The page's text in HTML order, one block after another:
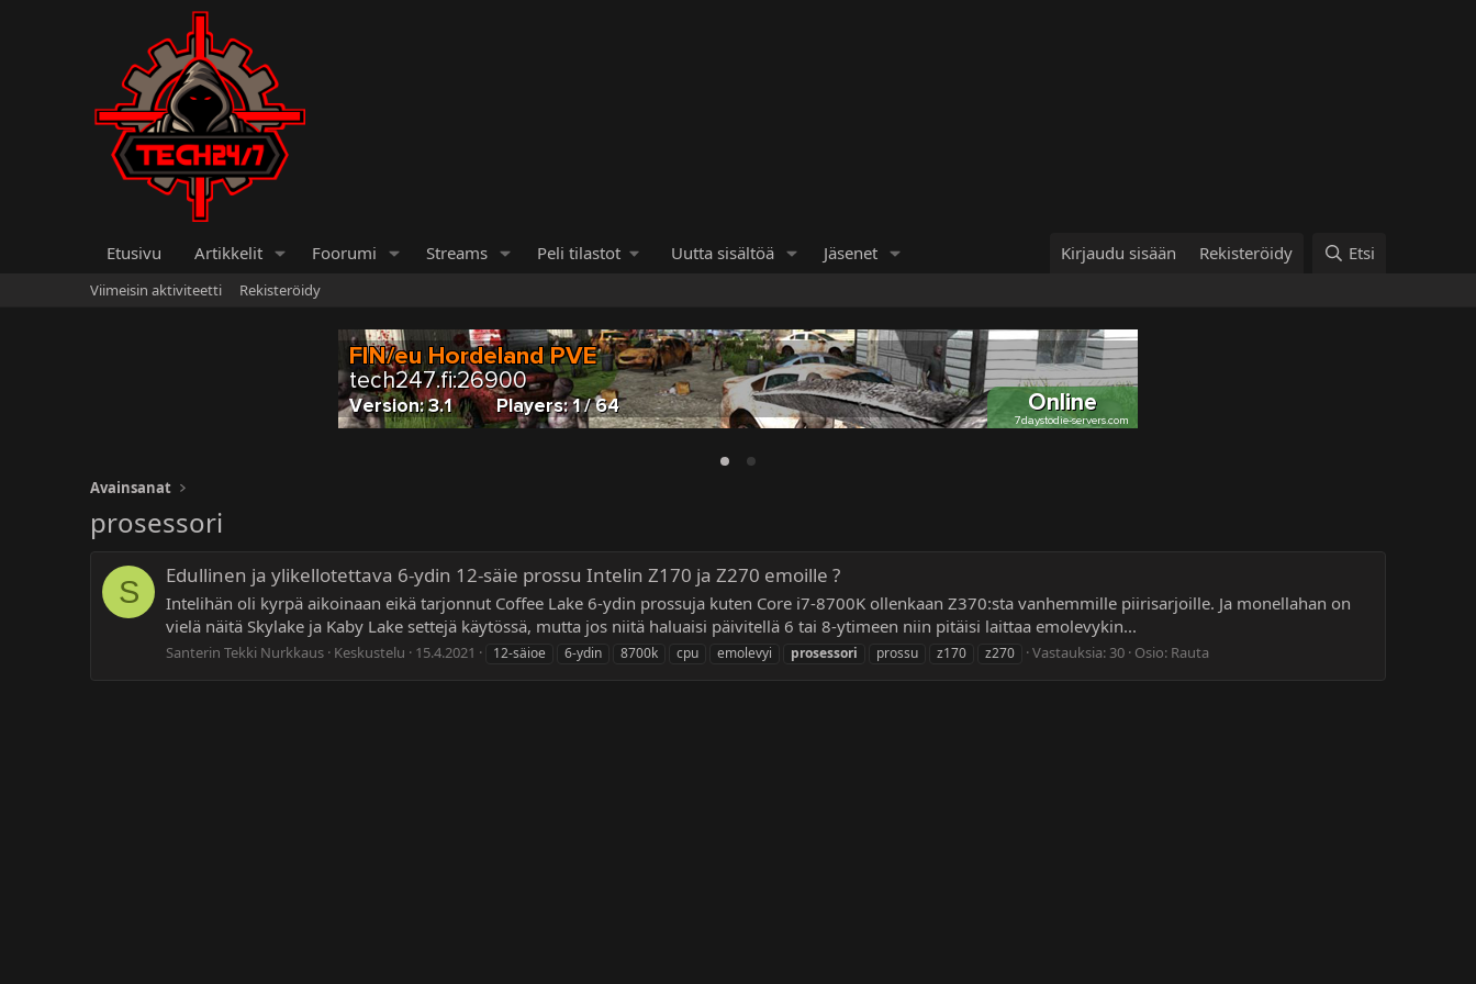
Etusivu Artikkelit Foorumi Streams Peli tilastot Uutta sisältöä Jäsenet Kirjaudu sisään Rekisteröidy Etsi
Viimeisin aktiviteetti Rekisteröidy
Avainsanat
prosessori
S Edullinen ja ylikellotettava 6-ydin 12-säie prossu Intelin Z170 ja Z270 emoille ?
Intelihän oli kyrpä aikoinaan eikä tarjonnut Coffee Lake 6-ydin prossuja kuten Core i7-8700K ollenkaan Z370:sta vanhemmille piirisarjoille. Ja monellahan on
vielä näitä Skylake ja Kaby Lake settejä käytössä, mutta jos niitä haluaisi päivitellä 6 tai 8-ytimeen niin pitäisi laittaa emolevykin...
Santerin Tekki Nurkkaus Keskustelu 15.4.2021 12-säioe 6-ydin 8700k cpu emolevyi prosessori prossu z170 z270 Vastauksia: 30 Osio: Rauta